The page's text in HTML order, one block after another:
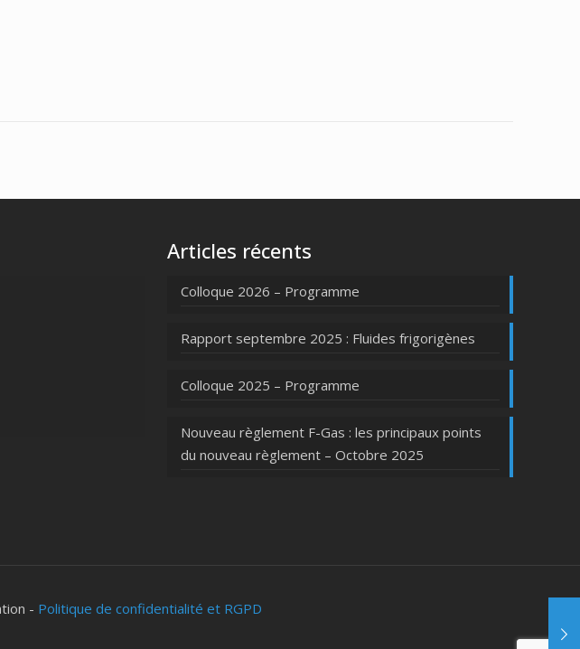
Articles récents
Colloque 2026 – Programme
Rapport septembre 2025 : Fluides frigorigènes
Colloque 2025 – Programme
Nouveau règlement F-Gas : les principaux points
du nouveau règlement – Octobre 2025
- Politique de confidentialité et RGPD